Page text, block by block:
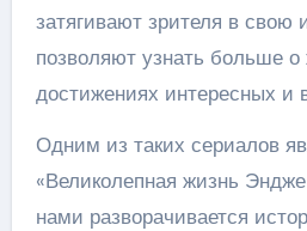
затягивают зрителя в свою
позволяют узнать больше
достижениях интересных и
Одним из таких сериалов
«Великолепная жизнь
нами разворачивается